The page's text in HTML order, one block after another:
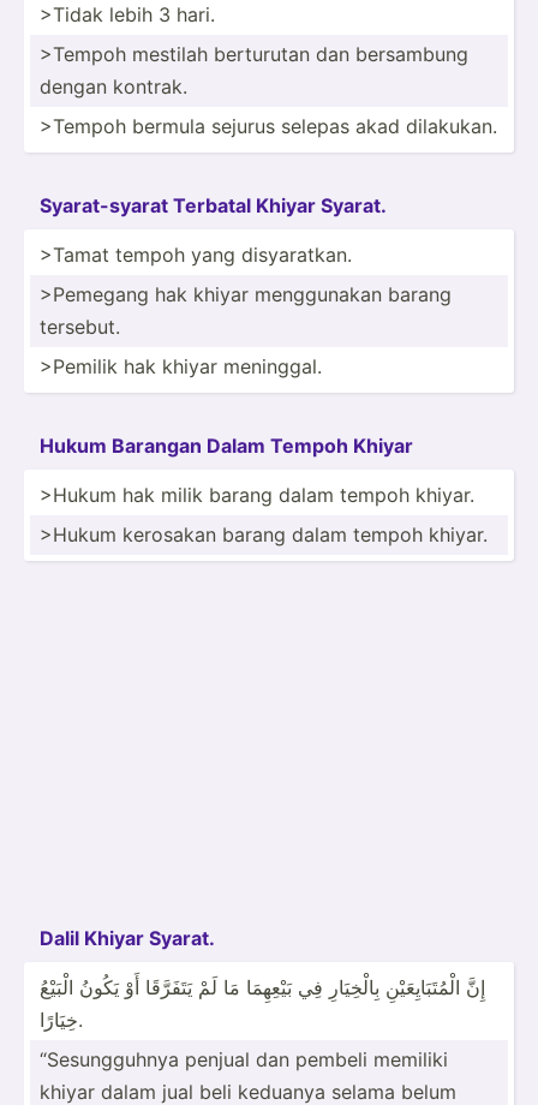
>Tidak lebih 3 hari.
>Tempoh mestilah berturutan dan bersambung
dengan kontrak.
>Tempoh bermula sejurus selepas akad dilakukan.
Syarat­-syarat Terbatal Khiyar Syarat.
>Tamat tempoh yang disyar­atkan.
>Pe­megang hak khiyar menggu­nakan barang
tersebut.
>Pe­milik hak khiyar meninggal.
Hukum Barangan Dalam Tempoh Khiyar
>Hukum hak milik barang dalam tempoh khiyar.
>Hukum kerosakan barang dalam tempoh khiyar.
Dalil Khiyar Syarat.
إِنَّ الْمُت­َبَ­ايِ­عَيْنِ بِالْخ­ِيَارِ فِي بَيْعِ­هِمَا مَا لَمْ يَتَفَ­رَّقَا أَوْ يَكُونُ الْبَيْعُ
خِيَارًا.
“Sesun­gguhnya penjual dan pembeli memiliki
khiyar dalam jual beli keduanya selama belum